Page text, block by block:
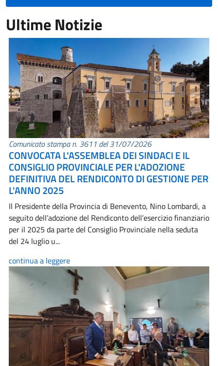
Ultime Notizie
Comunicato stampa n. 3611 del 31/07/2026
CONVOCATA L'ASSEMBLEA DEI SINDACI E IL
CONSIGLIO PROVINCIALE PER L'ADOZIONE
DEFINITIVA DEL RENDICONTO DI GESTIONE PER
L'ANNO 2025
Il Presidente della Provincia di Benevento, Nino Lombardi, a
seguito dell’adozione del Rendiconto dell’esercizio finanziario
per il 2025 da parte del Consiglio Provinciale nella seduta
del 24 luglio u...
continua a leggere